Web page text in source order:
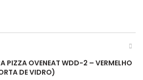
PIZZA OVENEAT WDD-2 – VERMELHO
DE VIDRO)